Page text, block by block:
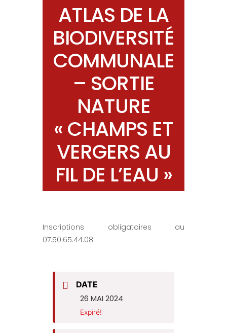
ATLAS DE LA
BIODIVERSITÉ
COMMUNALE
– SORTIE
NATURE
« CHAMPS ET
VERGERS AU
FIL DE L’EAU »
Inscriptions obligatoires au
07.50.65.44.08
DATE
26 MAI 2024
Expiré!